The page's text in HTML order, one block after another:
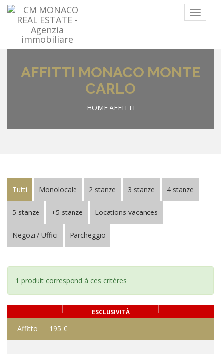
Menu
AFFITTI MONACO MONTE
CARLO
HOME AFFITTI
Tutti Monolocale 2 stanze 3 stanze 4 stanze
5 stanze +5 stanze Locations vacances
Negozi / Uffici Parcheggio
1 produit correspond à ces critères
ESCLUSIVITÀ
DETTAGLIO DEL BENE
Affitto 195 €